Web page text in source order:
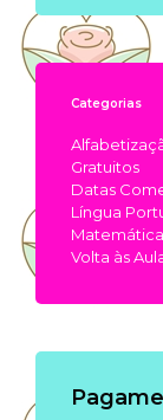
Categorias
Gratuitos
Datas
Língua
Matemática
Volta às